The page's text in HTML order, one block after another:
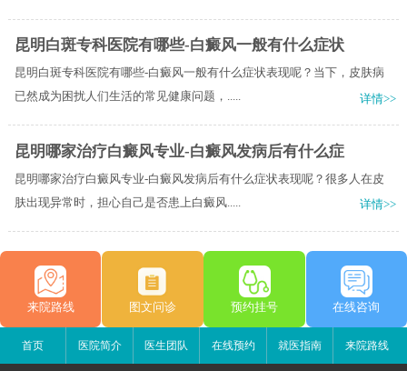
昆明白斑专科医院有哪些-白癜风一般有什么症状
昆明白斑专科医院有哪些-白癜风一般有什么症状表现呢？当下，皮肤病
已然成为困扰人们生活的常见健康问题，.....
详情>>
昆明哪家治疗白癜风专业-白癜风发病后有什么症
昆明哪家治疗白癜风专业-白癜风发病后有什么症状表现呢？很多人在皮
肤出现异常时，担心自己是否患上白癜风.....
详情>>
来院路线 图文问诊 预约挂号 在线咨询
首页 医院简介 医生团队 在线预约 就医指南 来院路线